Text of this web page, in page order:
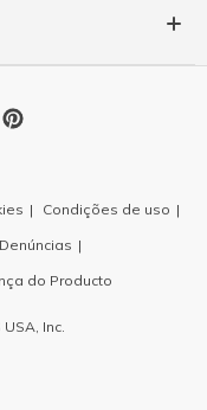
Condições de uso
do Producto
Inc.